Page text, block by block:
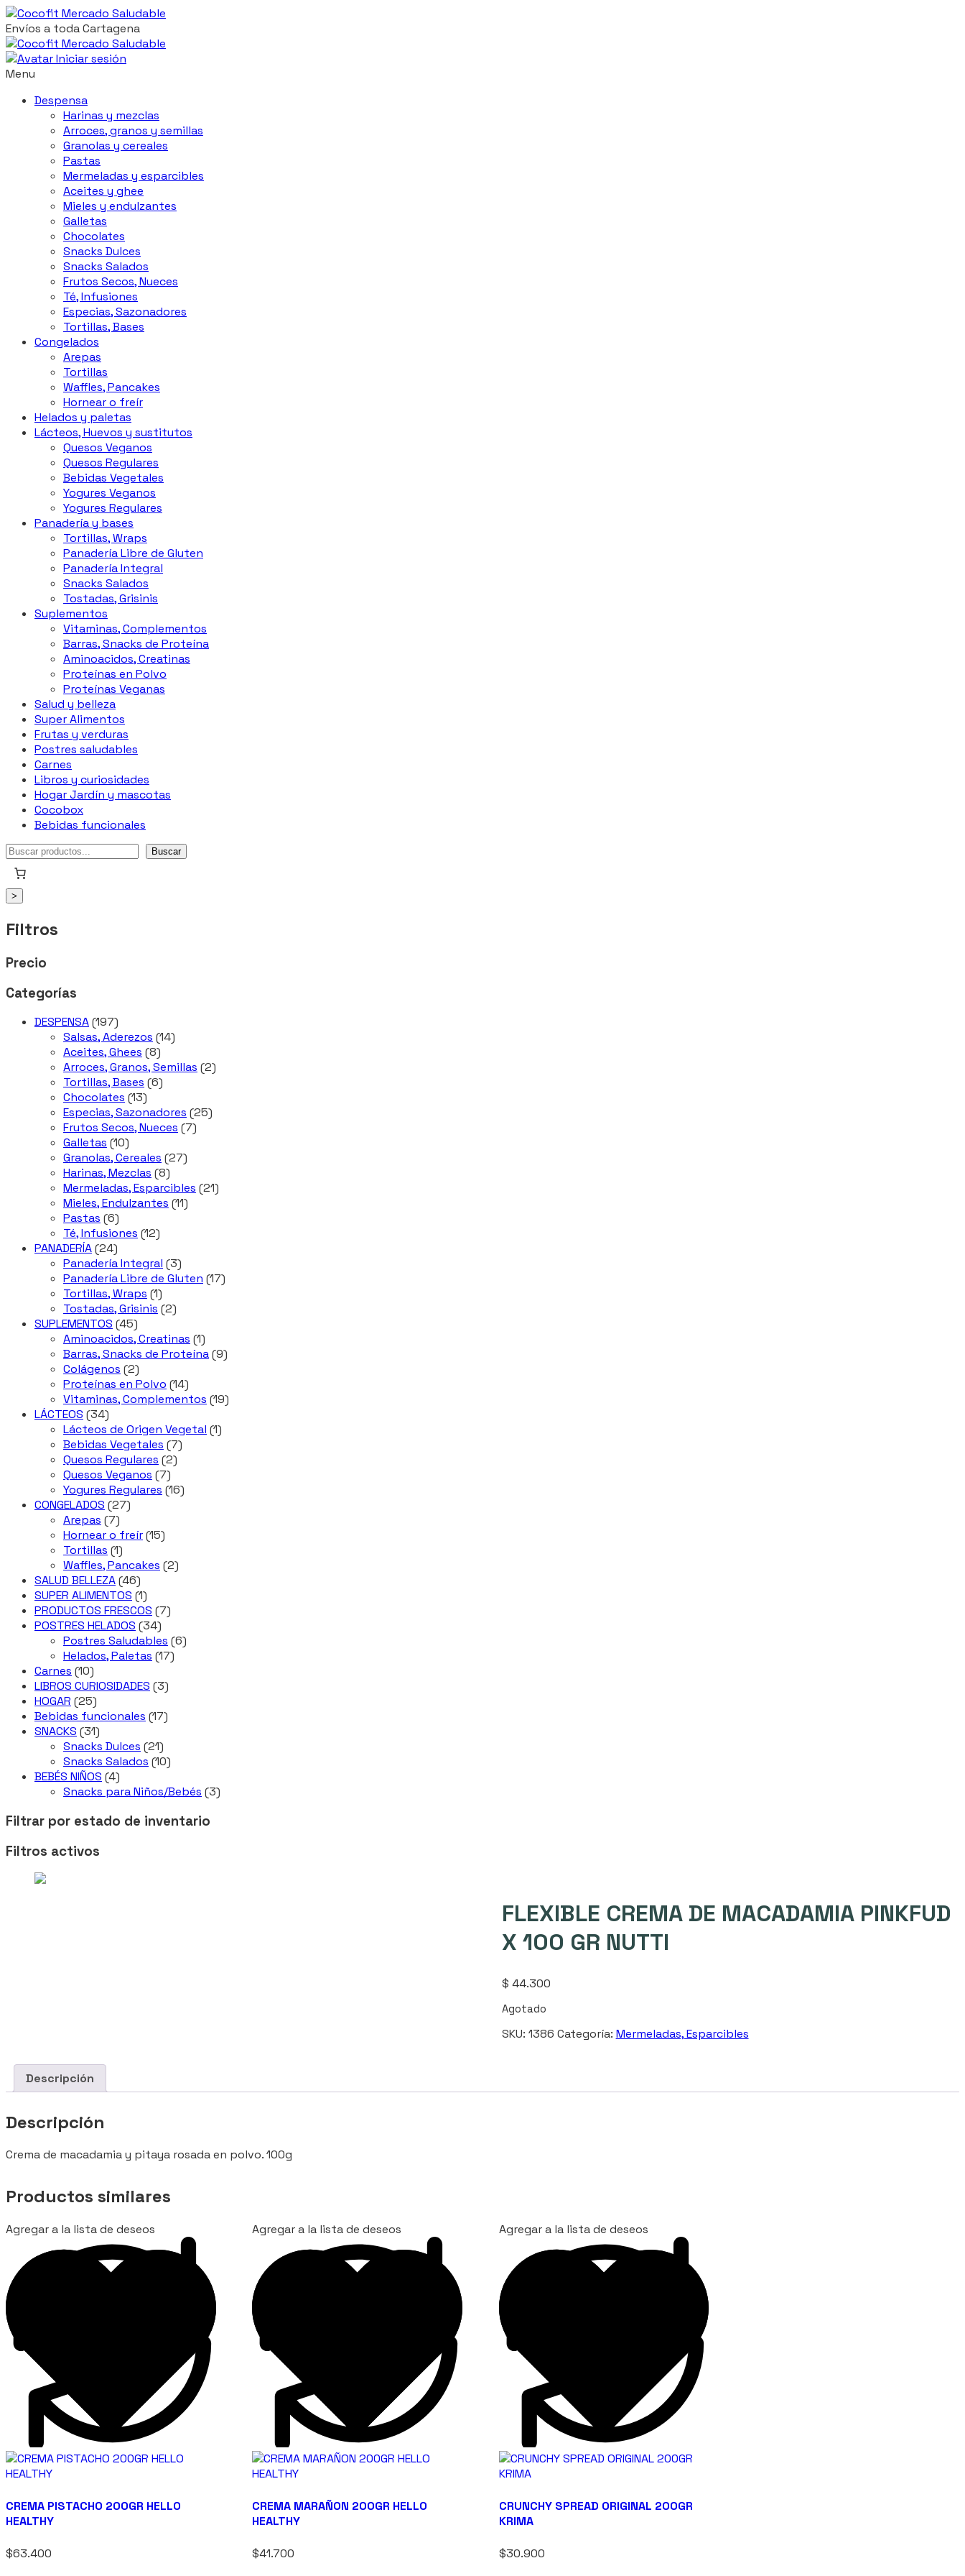
Envíos a toda Cartagena
Iniciar sesión
Menu
Despensa
Harinas y mezclas
Arroces, granos y semillas
Granolas y cereales
Pastas
Mermeladas y esparcibles
Aceites y ghee
Mieles y endulzantes
Galletas
Chocolates
Snacks Dulces
Snacks Salados
Frutos Secos, Nueces
Té, Infusiones
Especias, Sazonadores
Tortillas, Bases
Congelados
Arepas
Tortillas
Waffles, Pancakes
Hornear o freír
Helados y paletas
Lácteos, Huevos y sustitutos
Quesos Veganos
Quesos Regulares
Bebidas Vegetales
Yogures Veganos
Yogures Regulares
Panadería y bases
Tortillas, Wraps
Panadería Libre de Gluten
Panadería Integral
Snacks Salados
Tostadas, Grisinis
Suplementos
Vitaminas, Complementos
Barras, Snacks de Proteína
Aminoacidos, Creatinas
Proteínas en Polvo
Proteínas Veganas
Salud y belleza
Super Alimentos
Frutas y verduras
Postres saludables
Carnes
Libros y curiosidades
Hogar Jardín y mascotas
Cocobox
Bebidas funcionales
Buscar
Buscar
>
Filtros
Precio
Categorías
DESPENSA 197197
productos
Salsas, Aderezos 1414
Aceites, Ghees 88
productos
Arroces, Granos, Semillas 22
Tortillas, Bases 66
Chocolates 1313
productos
Especias, Sazonadores 2525
Frutos Secos, Nueces 77
Galletas 1010
productos
Granolas, Cereales 2727
Harinas, Mezclas 88
productos
Mermeladas, Esparcibles 2121
Mieles, Endulzantes 1111
Pastas 66
productos
Té, Infusiones 1212
PANADERÍA 2424
productos
Panadería Integral 33
productos
Panadería Libre de Gluten 1717
Tortillas, Wraps 11
producto
Tostadas, Grisinis 22
SUPLEMENTOS 4545
productos
Aminoacidos, Creatinas 11
producto
Barras, Snacks de Proteína 99
Colágenos 22
productos
Proteínas en Polvo 1414
productos
Vitaminas, Complementos 1919
LÁCTEOS 3434
productos
Lácteos de Origen Vegetal 11
Bebidas Vegetales 77
Quesos Regulares 22
Quesos Veganos 77
productos
Yogures Regulares 1616
CONGELADOS 2727
Arepas 77
productos
Hornear o freír 1515
Tortillas 11
producto
Waffles, Pancakes 22
SALUD BELLEZA 4646
productos
SUPER ALIMENTOS 11
producto
PRODUCTOS FRESCOS 77
POSTRES HELADOS 3434
productos
Postres Saludables 66
Helados, Paletas 1717
Carnes 1010
productos
LIBROS CURIOSIDADES 33
HOGAR 2525
productos
Bebidas funcionales 1717
SNACKS 3131
productos
Snacks Dulces 2121
productos
Snacks Salados 1010
BEBÉS NIÑOS 44
productos
Snacks para Niños/Bebés 33
Filtrar por estado de inventario
Filtros activos
FLEXIBLE CREMA DE MACADAMIA PINKFUD
X 100 GR NUTTI
$ 44.300
Agotado
SKU: 1386 Categoría: Mermeladas, Esparcibles
Descripción
Descripción
Crema de macadamia y pitaya rosada en polvo. 100g
Productos similares
Agregar a la lista de deseos
CREMA PISTACHO 200GR HELLO
HEALTHY
$63.400
Agregar a la lista de deseos
CREMA MARAÑON 200GR HELLO
HEALTHY
$41.700
Agregar a la lista de deseos
CRUNCHY SPREAD ORIGINAL 200GR
KRIMA
$30.900